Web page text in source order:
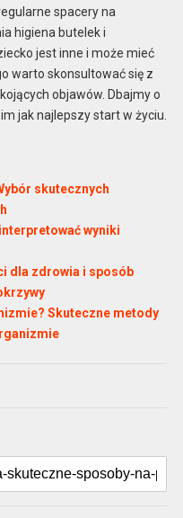
spacery na
higiena butelek i
jest inne i może mieć
warto skonsultować się z
objawów. Dbajmy o
jak najlepszy start w życiu.
skutecznych
wyniki
dla zdrowia i sposób
Skuteczne metody